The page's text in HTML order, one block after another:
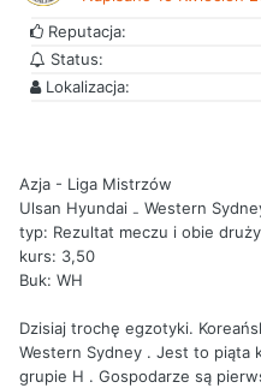
Reputacja:
Status:
Lokalizacja:
Azja - Liga Mistrzów
Ulsan Hyundai ₋ Western
typ: Rezultat meczu i obie
kurs: 3,50
Buk: WH
Dzisiaj trochę egzotyki.
Western Sydney . Jest to piąta
grupie H . Gospodarze są